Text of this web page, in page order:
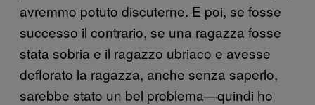
avremmo potuto discuterne. E poi, se fosse
successo il contrario, se una ragazza fosse
stata sobria e il ragazzo ubriaco e avesse
deflorato la ragazza, anche senza saperlo,
sarebbe stato un bel problema—quindi ho